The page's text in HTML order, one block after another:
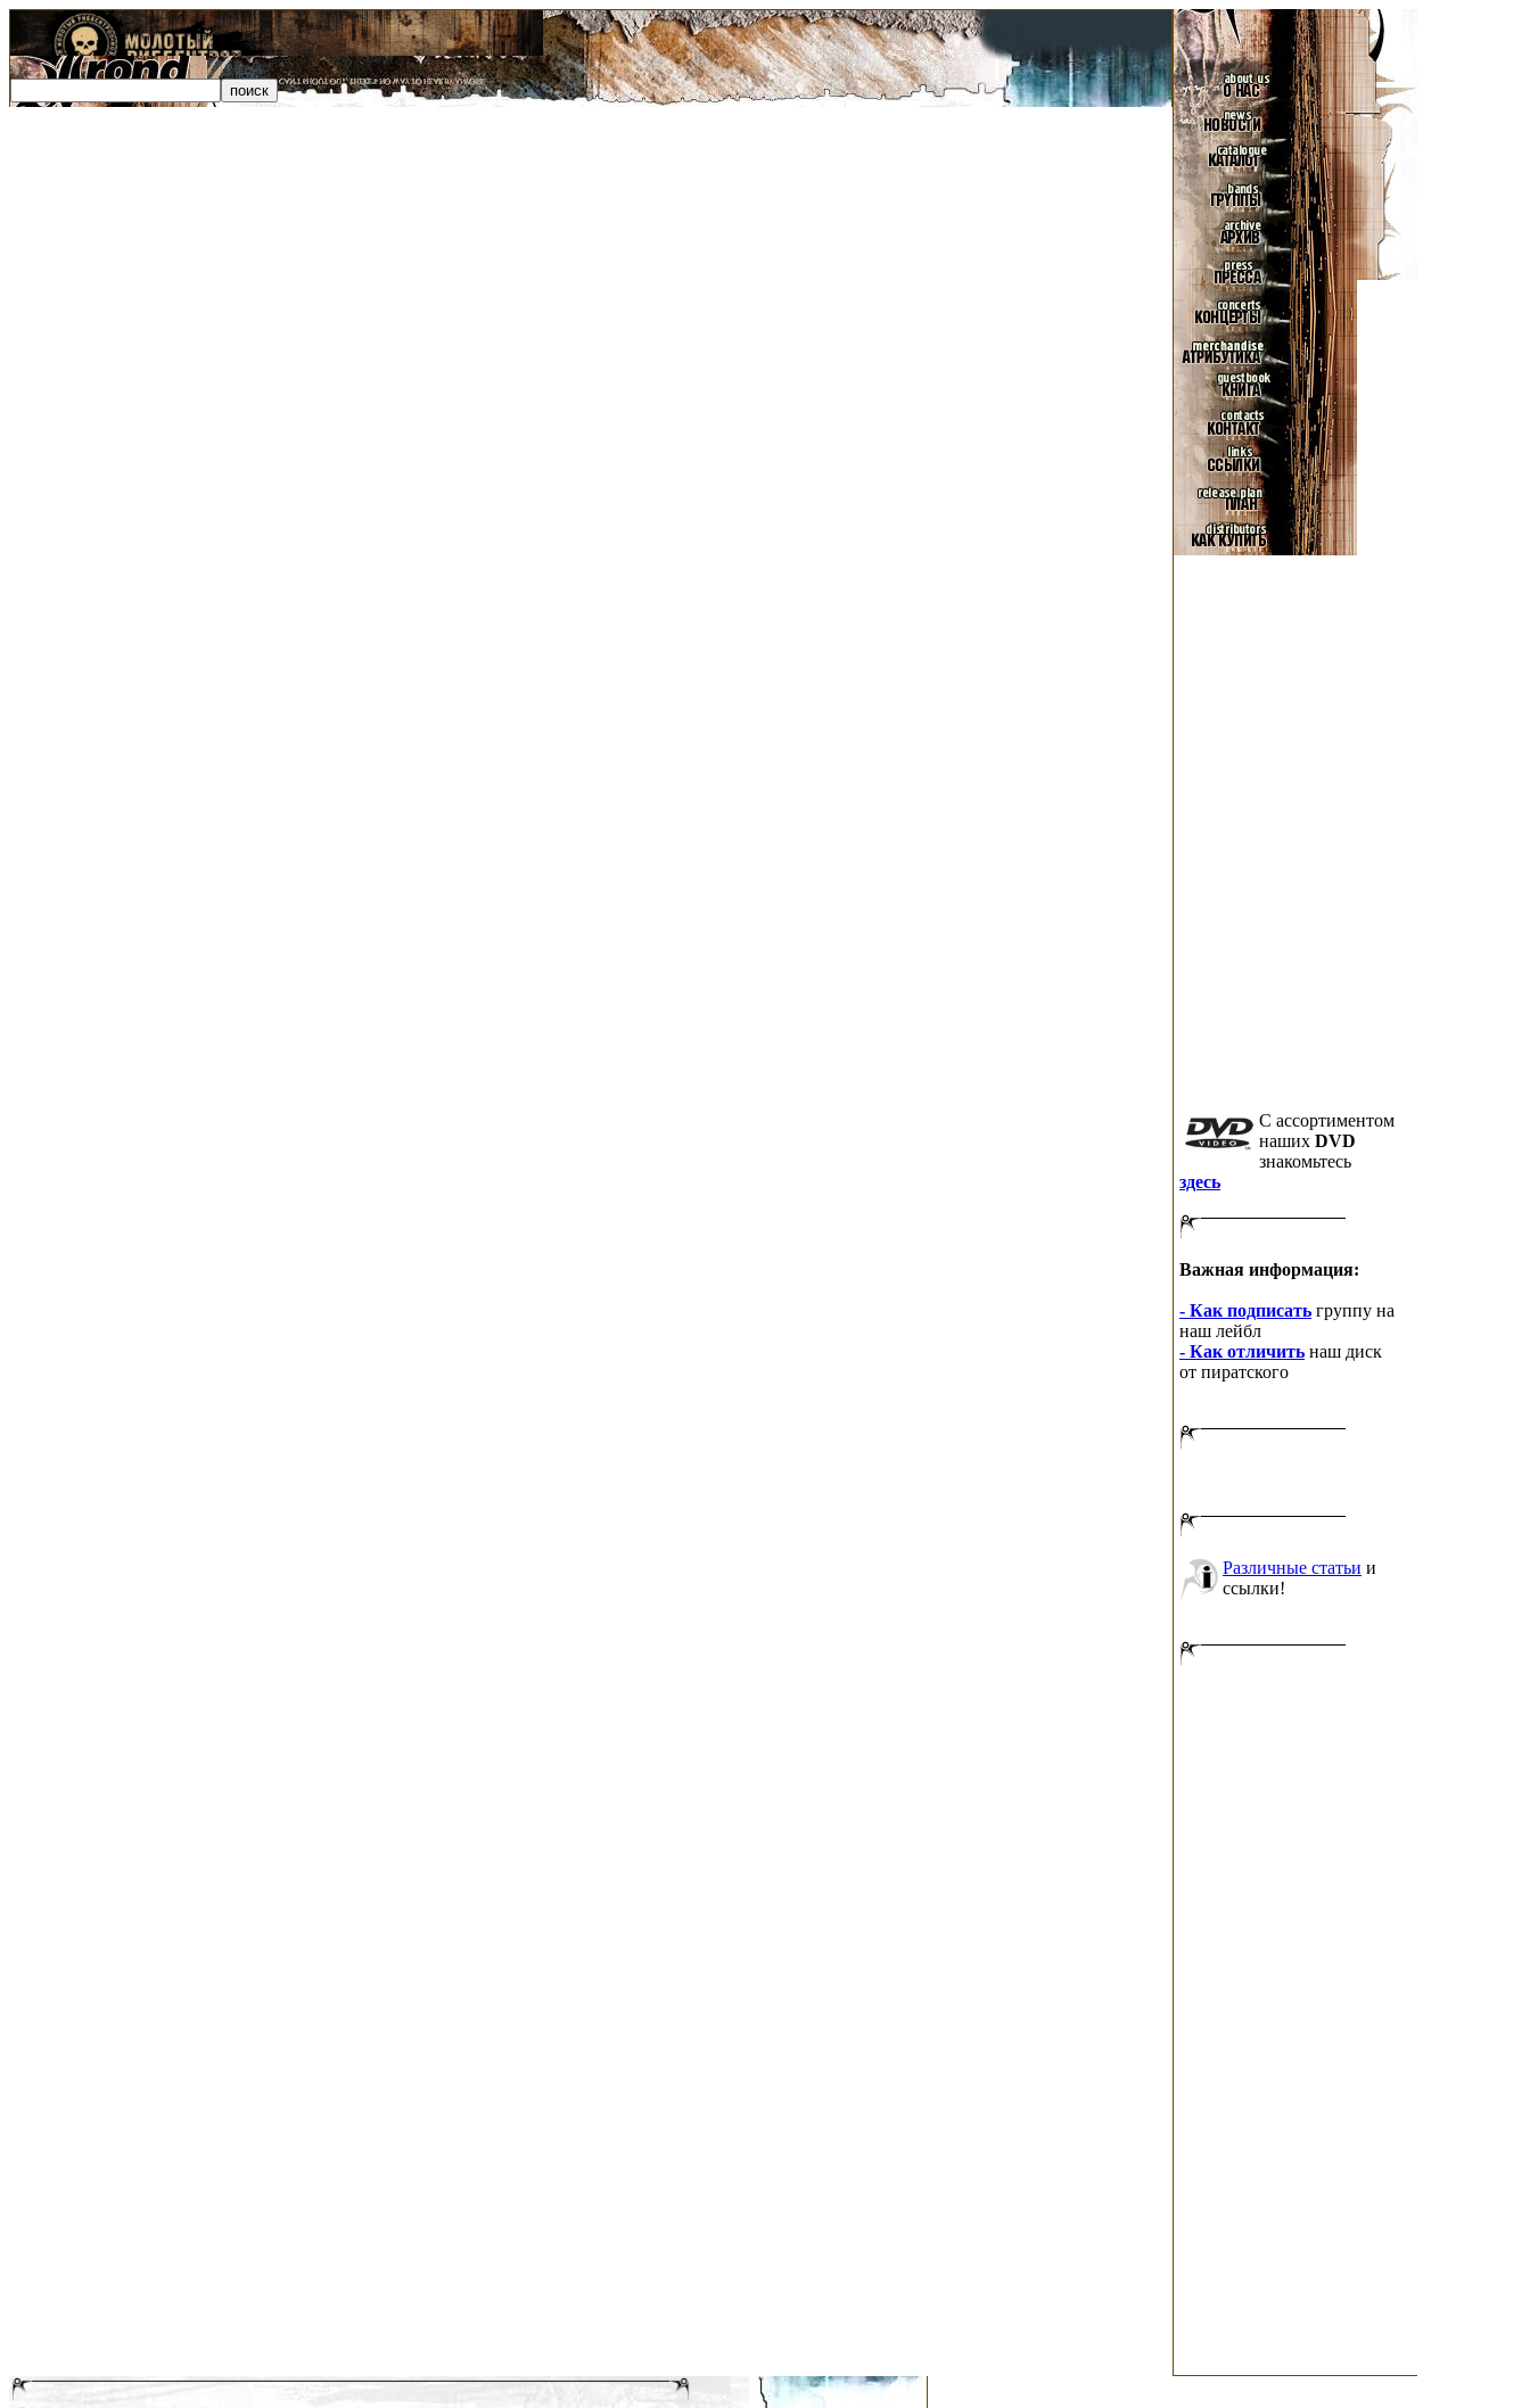
C ассортиментом
наших DVD
знакомьтесь
здесь
Важная информация:
- Как подписать группу на
наш лейбл
- Как отличить наш диск
от пиратского
Различные статьи и
ссылки!